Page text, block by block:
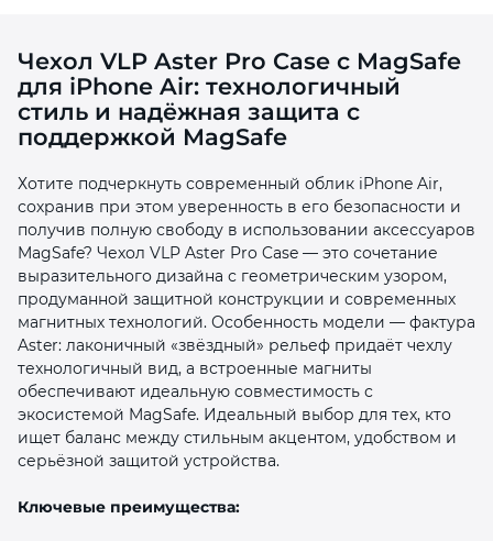
Чехол VLP Aster Pro Case с MagSafe
для iPhone Air: технологичный
стиль и надёжная защита с
поддержкой MagSafe
Хотите подчеркнуть современный облик iPhone Air,
сохранив при этом уверенность в его безопасности и
получив полную свободу в использовании аксессуаров
MagSafe? Чехол VLP Aster Pro Case — это сочетание
выразительного дизайна с геометрическим узором,
продуманной защитной конструкции и современных
магнитных технологий. Особенность модели — фактура
Aster: лаконичный «звёздный» рельеф придаёт чехлу
технологичный вид, а встроенные магниты
обеспечивают идеальную совместимость с
экосистемой MagSafe. Идеальный выбор для тех, кто
ищет баланс между стильным акцентом, удобством и
серьёзной защитой устройства.
Ключевые преимущества: